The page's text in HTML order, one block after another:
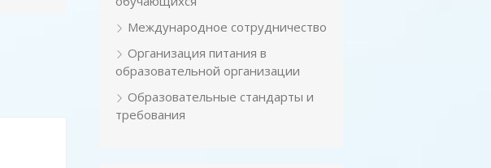
Международное сотрудничество
Организация питания в
образовательной организации
Образовательные стандарты и
требования